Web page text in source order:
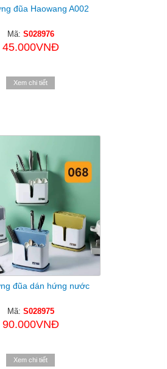
đũa Haowang A002
Mã: S028976
45.000VNĐ
Xem chi tiết
đũa dán hứng nước
Mã: S028975
90.000VNĐ
Xem chi tiết